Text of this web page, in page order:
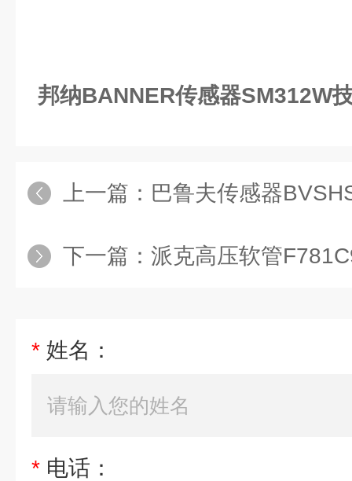
邦纳BANNER传感器SM312W
上一篇： 巴鲁夫传感器
下一篇： 派克高压软管
* 姓名：
* 电话：